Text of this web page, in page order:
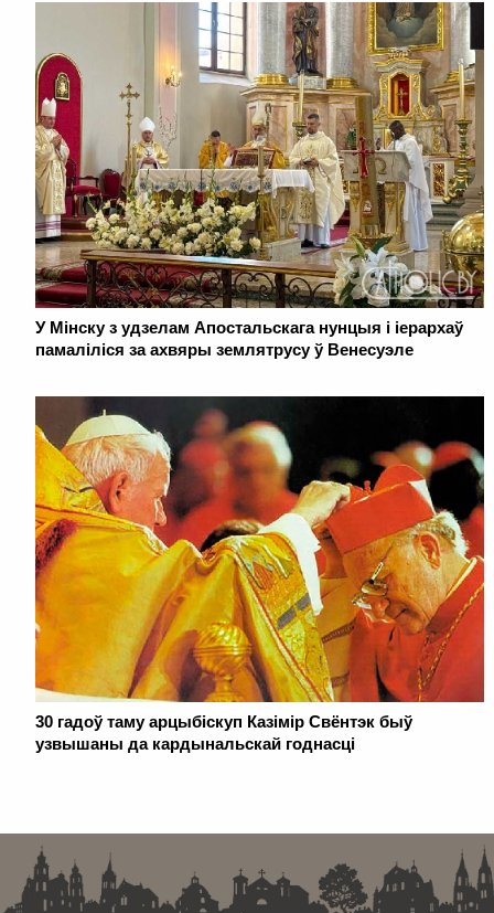
У Мінску з удзелам Апостальскага нунцыя і іерархаў
памаліліся за ахвяры землятрусу ў Венесуэле
30 гадоў таму арцыбіскуп Казімір Свёнтэк быў
узвышаны да кардынальскай годнасці